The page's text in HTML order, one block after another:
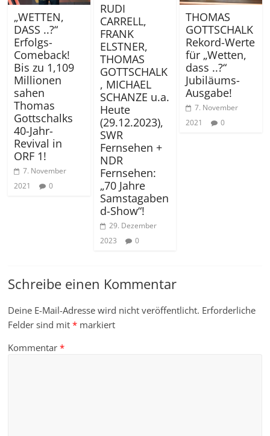
„WETTEN,
DASS ..?“
Erfolgs-
Comeback!
Bis zu 1,109
Millionen
sahen
Thomas
Gottschalks
40-Jahr-
Revival in
ORF 1!
7. November
2021
0
RUDI
CARRELL,
FRANK
ELSTNER,
THOMAS
GOTTSCHALK
, MICHAEL
SCHANZE u.a.
Heute
(29.12.2023),
SWR
Fernsehen +
NDR
Fernsehen:
„70 Jahre
Samstagaben
d-Show“!
29. Dezember
2023
0
THOMAS
GOTTSCHALK
Rekord-Werte
für „Wetten,
dass ..?“
Jubiläums-
Ausgabe!
7. November
2021
0
Schreibe einen Kommentar
Deine E-Mail-Adresse wird nicht veröffentlicht. Erforderliche
Felder sind mit* markiert
Kommentar*